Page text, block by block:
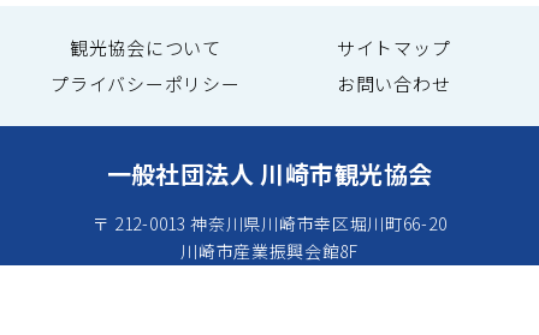
観光協会について
サイトマップ
プライバシーポリシー
お問い合わせ
一般社団法人 川崎市観光協会
〒 212-0013 神奈川県川崎市幸区堀川町66-20
川崎市産業振興会館8F